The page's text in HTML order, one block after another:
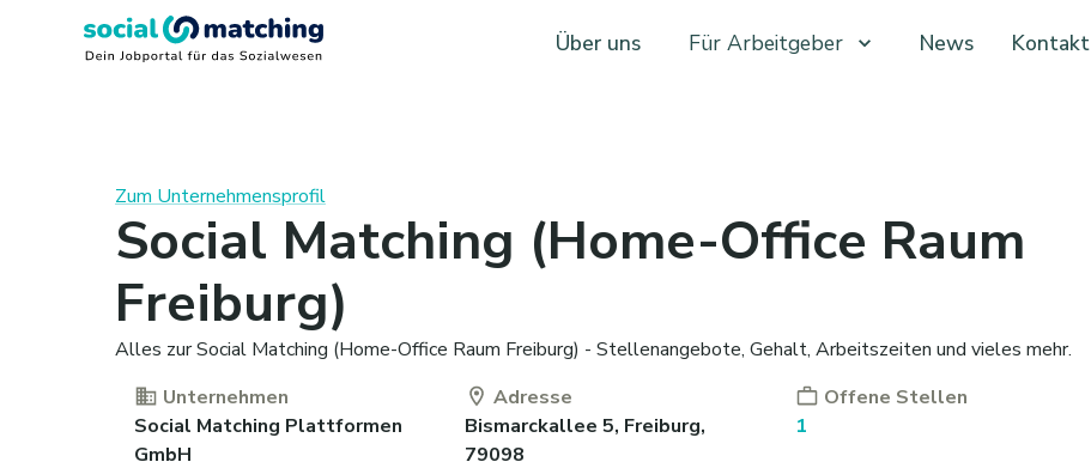
Über uns Für Arbeitgeber News Kontakt
Zum Unternehmensprofil
Social Matching (Home-Office Raum
Freiburg)
Alles zur Social Matching (Home-Office Raum Freiburg) - Stellenangebote, Gehalt, Arbeitszeiten und vieles mehr.
Unternehmen
Social Matching Plattformen
GmbH
Adresse
Bismarckallee 5, Freiburg,
79098
Offene Stellen
1